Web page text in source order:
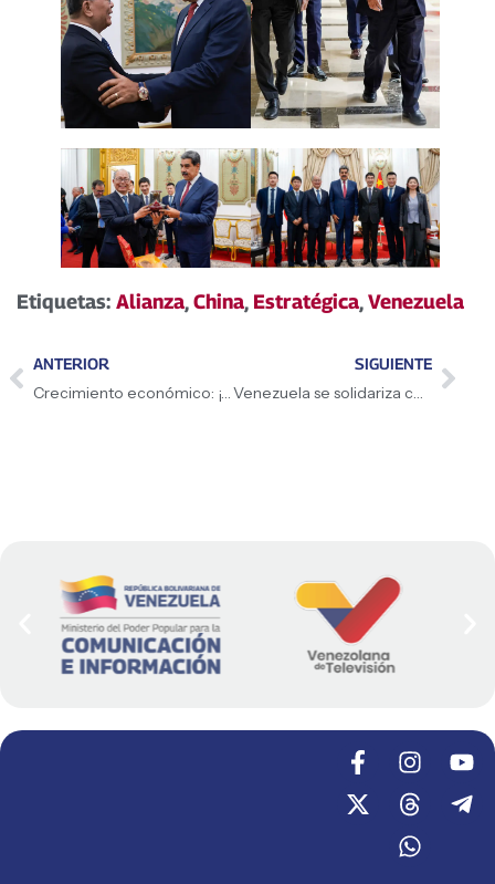
Etiquetas: Alianza,China, Estratégica,Venezuela
ANTERIOR
Crecimiento económico: ¡Victoria del pueblo!
SIGUIENTE
Venezuela se ​solidariza con Irán ante amenazas de EEUU